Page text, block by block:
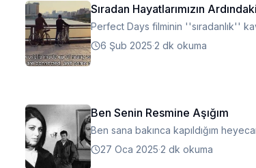
Sıradan Hayatlarımızın
Perfect Days filminin ''sıradanlık''
6 Şub 2025·2 dk okuma
Ben Senin Resmine Aşığım
Ben sana bakınca kapıldığım
27 Oca 2025·2 dk okuma